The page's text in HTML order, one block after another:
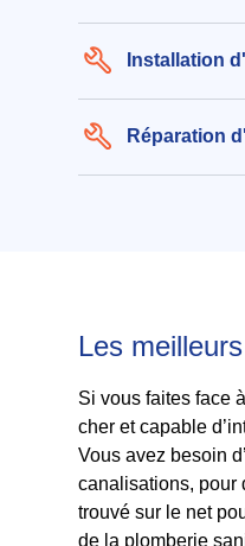
Installation
Réparation
Les
Si vous faites face
cher et capable
Vous avez besoin
canalisations, pour
trouvé sur le net
de la plomberie